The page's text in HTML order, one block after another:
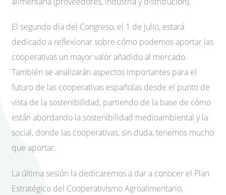
El segundo día del Congreso, el 1 de julio, estará
dedicado a reflexionar sobre cómo podemos aportar las
cooperativas un mayor valor añadido al mercado.
También se analizarán aspectos importantes para el
futuro de las cooperativas españolas desde el punto de
vista de la sostenibilidad, partiendo de la base de cómo
están abordando la sostenibilidad medioambiental y la
social, donde las cooperativas, sin duda, tenemos mucho
que aportar.
La última sesión la dedicaremos a dar a conocer el Plan
Estratégico del Cooperativismo Agroalimentario,